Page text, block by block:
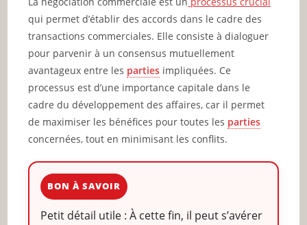
qui permet d’établir des accords dans le cadre des
transactions commerciales. Elle consiste à dialoguer
pour parvenir à un consensus mutuellement
avantageux entre les parties impliquées. Ce
processus est d’une importance capitale dans le
cadre du développement des affaires, car il permet
de maximiser les bénéfices pour toutes les parties
concernées, tout en minimisant les conflits.
BON À SAVOIR
Petit détail utile : À cette fin, il peut s’avérer